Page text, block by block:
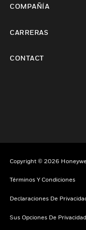
COMPAÑÍA
CARRERAS
CONTACT
Copyright © 2026
Términos Y Condiciones
Declaraciones De
Sus Opciones De Privacidad